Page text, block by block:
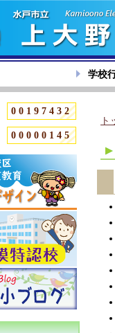
学校
00197432
00000145
ト